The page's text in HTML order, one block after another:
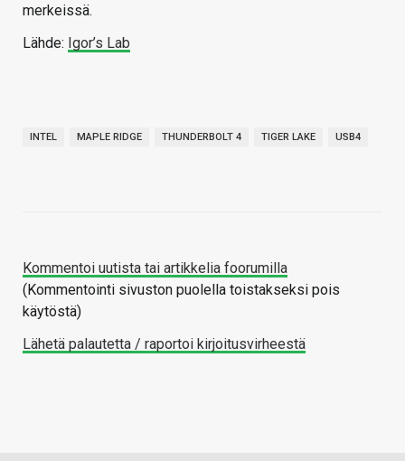
merkeissä.
Lähde: Igor’s Lab
INTEL MAPLE RIDGE THUNDERBOLT 4 TIGER LAKE USB4
Kommentoi uutista tai artikkelia foorumilla
(Kommentointi sivuston puolella toistakseksi pois
käytöstä)
Lähetä palautetta / raportoi kirjoitusvirheestä